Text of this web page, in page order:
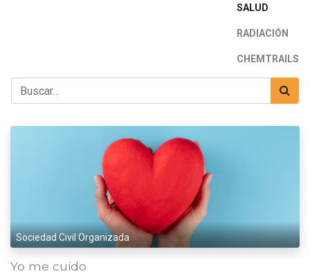
SALUD
RADIACIÓN
CHEMTRAILS
Sociedad Civil Organizada
Yo me cuido